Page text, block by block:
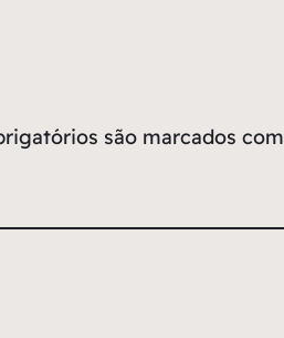
são marcados com